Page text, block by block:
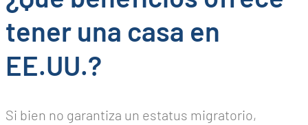
tener una casa en
EE.UU.?
Si bien no garantiza un estatus migratorio,